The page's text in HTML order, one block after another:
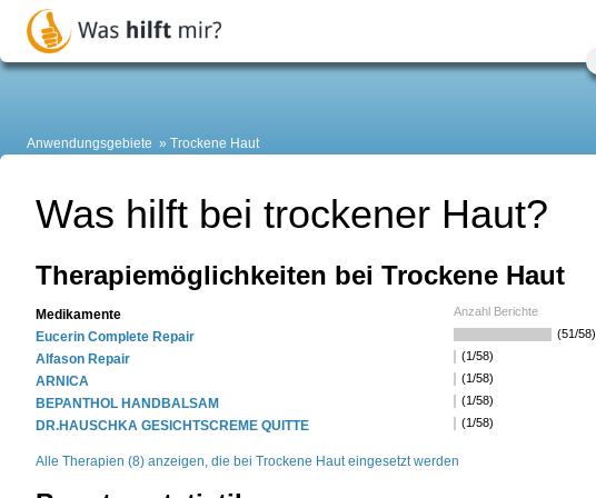
Anwendungsgebiete Trockene Haut
Was hilft bei trockener Haut?
Therapiemöglichkeiten bei Trockene Haut
Medikamente Anzahl Berichte
Eucerin Complete Repair (51/58)
Alfason Repair (1/58)
ARNICA (1/58)
BEPANTHOL HANDBALSAM (1/58)
DR.HAUSCHKA GESICHTSCREME QUITTE (1/58)
Alle Therapien (8) anzeigen, die bei Trockene Haut eingesetzt werden